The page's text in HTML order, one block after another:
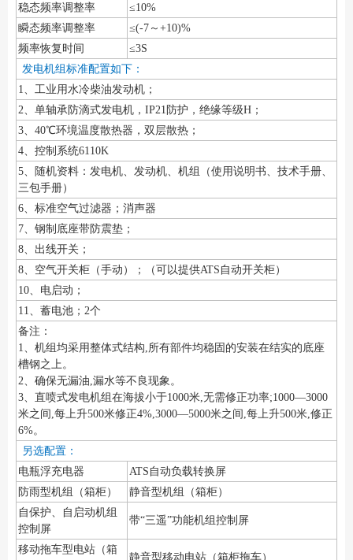
稳态频率调整率
≤10%
瞬态频率调整率
≤(-7～+10)%
频率恢复时间
≤3S
发电机组标准配置如下：
1、工业用水冷柴油发动机；
2、单轴承防滴式发电机，IP21防护，绝缘等级H；
3、40℃环境温度散热器，双层散热；
4、控制系统6110K
5、随机资料：发电机、发动机、机组（使用说明书、技术手册、
三包手册）
6、标准空气过滤器；消声器
7、钢制底座带防震垫；
8、出线开关；
8、空气开关柜（手动）；（可以提供ATS自动开关柜）
10、电启动；
11、蓄电池；2个
备注：
1、机组均采用整体式结构,所有部件均稳固的安装在结实的底座
槽钢之上。
2、确保无漏油,漏水等不良现象。
3、直喷式发电机组在海拔小于1000米,无需修正功率;1000—3000
米之间,每上升500米修正4%,3000—5000米之间,每上升500米,修正
6%。
另选配置：
电瓶浮充电器
ATS自动负载转换屏
防雨型机组（箱柜）
静音型机组（箱柜）
自保护、自启动机组
控制屏
带“三遥”功能机组控制屏
移动拖车型电站（箱
静音型移动电站（箱柜拖车）